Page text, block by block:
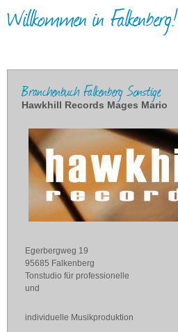
Willkommen in Falkenberg!
Branchenbuch Falkenberg Sonstige
Hawkhill Records Mages Mario
Egerbergweg 19
95685 Falkenberg
Tonstudio für professionelle
und
individuelle Musikproduktion